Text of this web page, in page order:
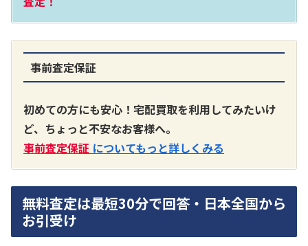
A3300 真空管プリアンプ
買取価格：お問合せください
SONY
事前査定保証
初めての方にも安心！宅配買取を利用してみたいけ
ど、ちょっと不安なお客様へ。
事前査定保証 についてもっと詳しくみる
無料査定は最短30分で回答・日本全国から
お引受け